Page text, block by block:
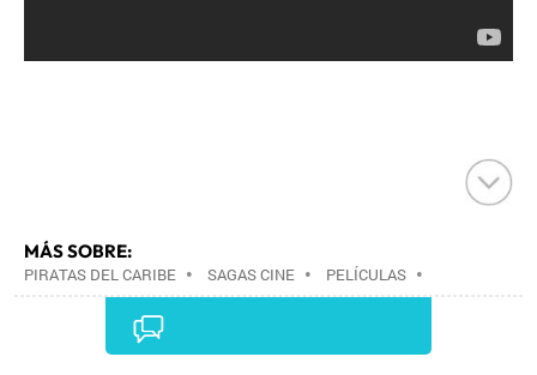
MÁS SOBRE:
PIRATAS DEL CARIBE • SAGAS CINE • PELÍCULAS •